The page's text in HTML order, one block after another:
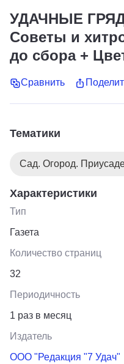
УДАЧНЫЕ
Советы и
до сбора +
Сравнить
Тематики
Сад. Огород.
Характеристики
Тип
Газета
Количество страниц
32
Периодичность
1 раз в месяц
Издатель
ООО "Редакция "7 Удач"